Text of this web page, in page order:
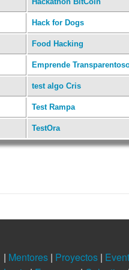
Hack for Dogs
Food Hacking
Emprende
test algo Cris
Test Rampa
TestOra
| Mentores | Proyectos |